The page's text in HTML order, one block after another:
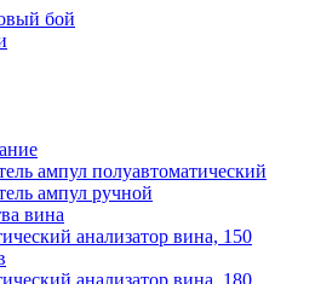
бой
ампул полуавтоматический
ампул ручной
вина
анализатор вина, 150
анализатор вина, 180